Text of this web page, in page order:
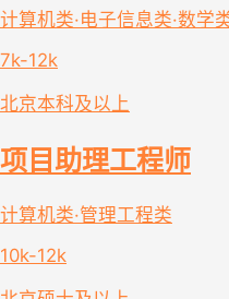
计算机类·电子信息类·数学
7k-12k
北京本科及以上
项目助理工程师
计算机类·管理工程类
10k-12k